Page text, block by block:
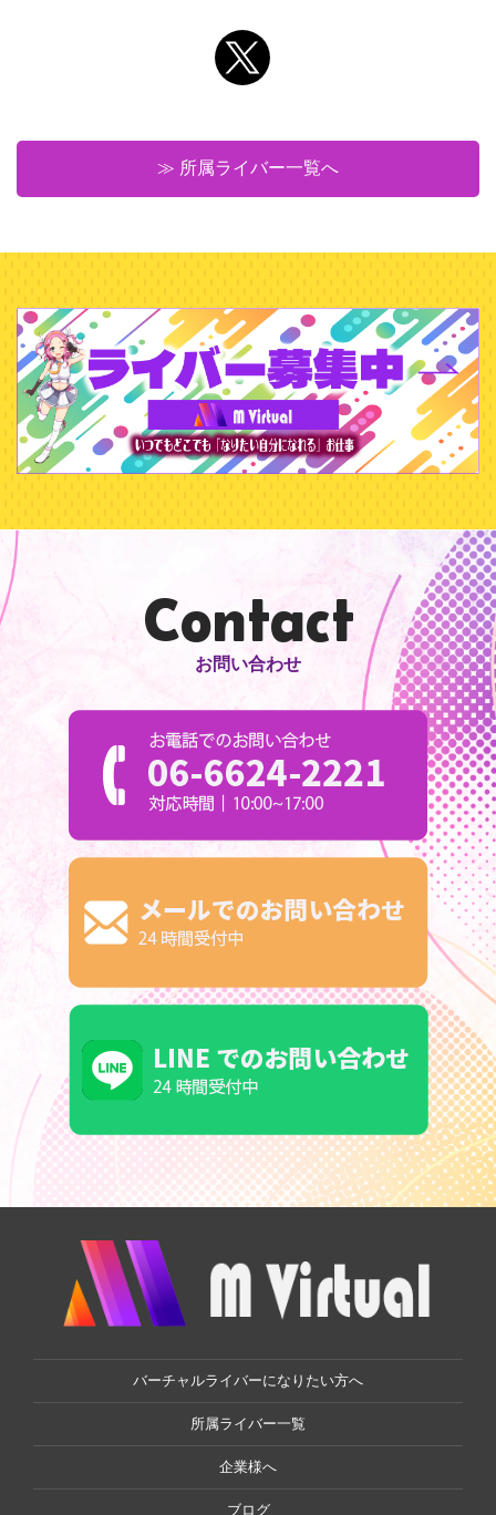
≫ 所属ライバー一覧へ
Contact
お問い合わせ
バーチャルライバーになりたい方へ
所属ライバー一覧
企業様へ
ブログ